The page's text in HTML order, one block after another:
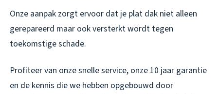
Onze aanpak zorgt ervoor dat je plat dak niet alleen
gerepareerd maar ook versterkt wordt tegen
toekomstige schade.
Profiteer van onze snelle service, onze 10 jaar garantie
en de kennis die we hebben opgebouwd door